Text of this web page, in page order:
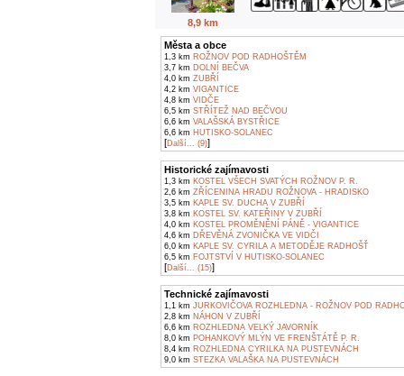
8,9 km
Města a obce
1,3 km ROŽNOV POD RADHOŠTĚM
3,7 km DOLNÍ BEČVA
4,0 km ZUBŘÍ
4,2 km VIGANTICE
4,8 km VIDČE
6,5 km STŘÍTEŽ NAD BEČVOU
6,6 km VALAŠSKÁ BYSTŘICE
6,6 km HUTISKO-SOLANEC
[Další... (9)]
Historické zajímavosti
1,3 km KOSTEL VŠECH SVATÝCH ROŽNOV P. R.
2,6 km ZŘÍCENINA HRADU ROŽNOVA - HRADISKO
3,5 km KAPLE SV. DUCHA V ZUBŘÍ
3,8 km KOSTEL SV. KATEŘINY V ZUBŘÍ
4,0 km KOSTEL PROMĚNĚNÍ PÁNĚ - VIGANTICE
4,6 km DŘEVĚNÁ ZVONIČKA VE VIDČI
6,0 km KAPLE SV. CYRILA A METODĚJE RADHOŠŤ
6,5 km FOJTSTVÍ V HUTISKO-SOLANEC
[Další... (15)]
Technické zajímavosti
1,1 km JURKOVIČOVA ROZHLEDNA - ROŽNOV POD
2,8 km NÁHON V ZUBŘÍ
6,6 km ROZHLEDNA VELKÝ JAVORNÍK
8,0 km POHANKOVÝ MLÝN VE FRENŠTÁTĚ P. R.
8,4 km ROZHLEDNA CYRILKA NA PUSTEVNÁCH
9,0 km STEZKA VALAŠKA NA PUSTEVNÁCH